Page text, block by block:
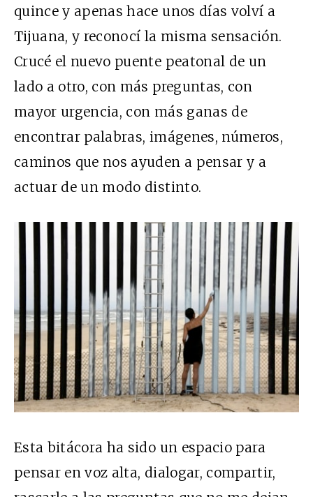
quince y apenas hace unos días volví a
Tijuana, y reconocí la misma sensación.
Crucé el nuevo puente peatonal de un
lado a otro, con más preguntas, con
mayor urgencia, con más ganas de
encontrar palabras, imágenes, números,
caminos que nos ayuden a pensar y a
actuar de un modo distinto.
Esta bitácora ha sido un espacio para
pensar en voz alta, dialogar, compartir,